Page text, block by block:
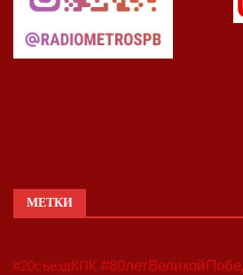
МЕТКИ
#20съездКПК